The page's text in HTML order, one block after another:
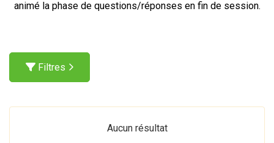
animé la phase de questions/réponses en fin de session.
Filtres
Aucun résultat